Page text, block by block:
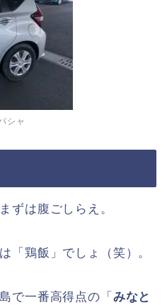
シャ
ずは腹ごしらえ。
「鶏飯」でしょ（笑）。
で一番高得点の「 みなと